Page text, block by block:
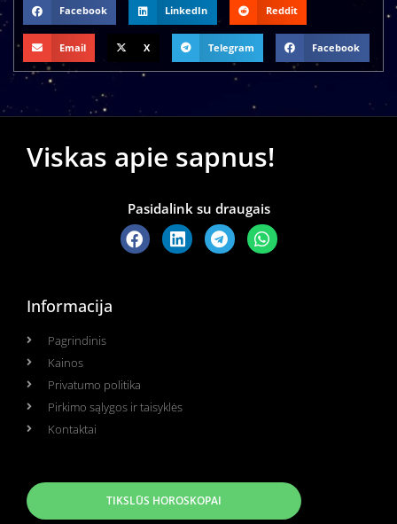
Facebook LinkedIn Reddit
Email X Telegram Facebook
Viskas apie sapnus!
Pasidalink su draugais
Informacija
Pagrindinis
Kainos
Privatumo politika
Pirkimo sąlygos ir taisyklės
Kontaktai
TIKSLŪS HOROSKOPAI